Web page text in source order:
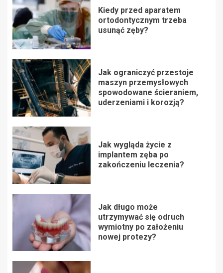
Kiedy przed aparatem
ortodontycznym trzeba
usunąć zęby?
Jak ograniczyć przestoje
maszyn przemysłowych
spowodowane ścieraniem,
uderzeniami i korozją?
Jak wygląda życie z
implantem zęba po
zakończeniu leczenia?
Jak długo może
utrzymywać się odruch
wymiotny po założeniu
nowej protezy?